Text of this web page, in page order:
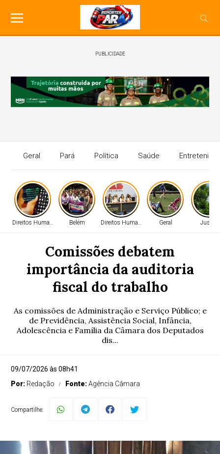
PUBLICIDADE
Geral Pará Política Saúde
Direitos Humanos Belém Direitos Humanos Geral Justiça
Comissões debatem
importância da auditoria
fiscal do trabalho
As comissões de Administração e Serviço Público; e
de Previdência, Assistência Social, Infância,
Adolescência e Família da Câmara dos Deputados
dis...
09/07/2026 às 08h41
Por: Redação Fonte:Agência Câmara
Compartilhe: